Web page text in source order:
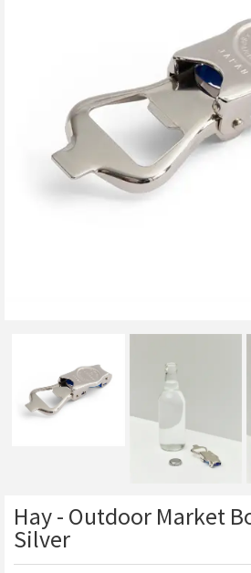
Hay - Outdoor Market
Silver